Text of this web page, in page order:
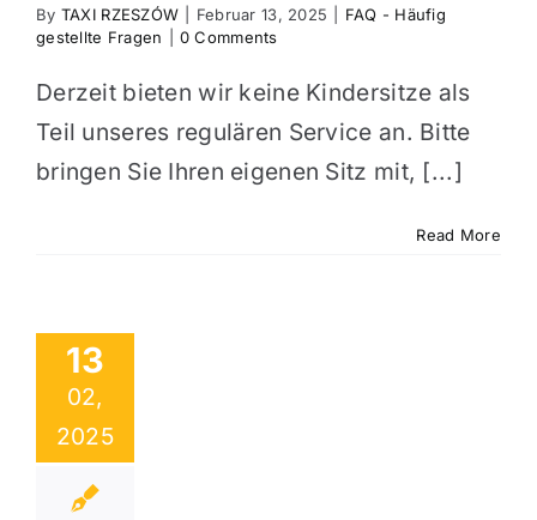
By TAXI RZESZÓW Februar 13, 2025
FAQ - Häufig
gestellte Fragen
0 Comments
Derzeit bieten wir keine Kindersitze als
Teil unseres regulären Service an. Bitte
bringen Sie Ihren eigenen Sitz mit, [...]
Read More
13
02,
2025